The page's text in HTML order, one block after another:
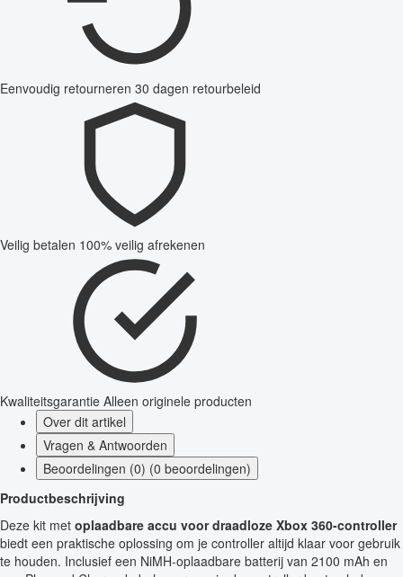
Eenvoudig retourneren 30 dagen retourbeleid
Veilig betalen 100% veilig afrekenen
Kwaliteitsgarantie Alleen originele producten
Over dit artikel
Vragen & Antwoorden
Beoordelingen (0) (0 beoordelingen)
Productbeschrijving
Deze kit met oplaadbare accu voor draadloze Xbox 360-controller
biedt een praktische oplossing om je controller altijd klaar voor gebruik
te houden. Inclusief een NiMH-oplaadbare batterij van 2100 mAh en